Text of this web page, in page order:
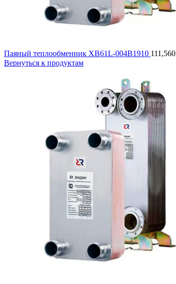
Паяный теплообменник XB61L-004B1910 111,560
Вернуться к продуктам